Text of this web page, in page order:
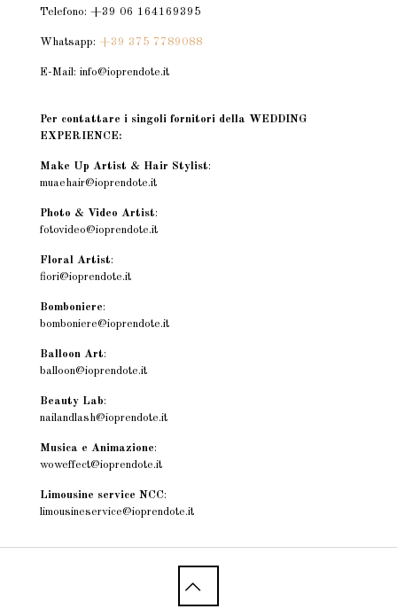
Telefono: +39 06 164169395
Whatsapp: +39 375 7789088
E-Mail: info@ioprendote.it
Per contattare i singoli fornitori della WEDDING
EXPERIENCE:
Make Up Artist & Hair Stylist:
muaehair@ioprendote.it
Photo & Video Artist:
fotovideo@ioprendote.it
Floral Artist:
fiori@ioprendote.it
Bomboniere:
bomboniere@ioprendote.it
Balloon Art:
balloon@ioprendote.it
Beauty Lab:
nailandlash@ioprendote.it
Musica e Animazione:
woweffect@ioprendote.it
Limousine service NCC:
limousineservice@ioprendote.it